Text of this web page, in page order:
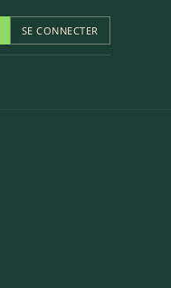
SE CONNECTER